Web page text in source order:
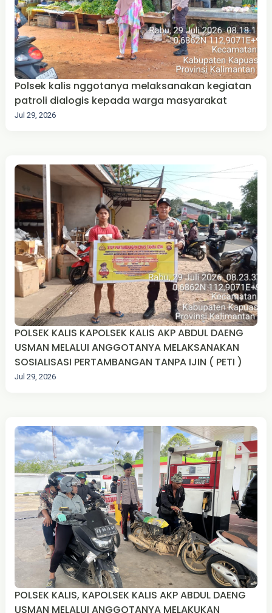
Polsek kalis nggotanya melaksanakan kegiatan
patroli dialogis kepada warga masyarakat
Jul 29, 2026
POLSEK KALIS KAPOLSEK KALIS AKP ABDUL DAENG
USMAN MELALUI ANGGOTANYA MELAKSANAKAN
SOSIALISASI PERTAMBANGAN TANPA IJIN ( PETI )
Jul 29, 2026
POLSEK KALIS, KAPOLSEK KALIS AKP ABDUL DAENG
USMAN MELALUI ANGGOTANYA MELAKUKAN